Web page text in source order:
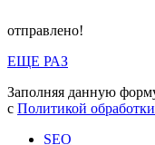
отправлено!
ЕЩЕ РАЗ
Заполняя данную
с Политикой
SEO